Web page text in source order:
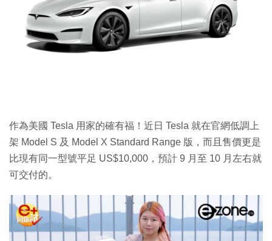
作為美國 Tesla 用家的確有福！近日 Tesla 就在官網低調上
架 Model S 及 Model X Standard Range 版，而且售價更是
比現有同一型號平足 US$10,000，預計 9 月至 10 月左右就
可交付的。